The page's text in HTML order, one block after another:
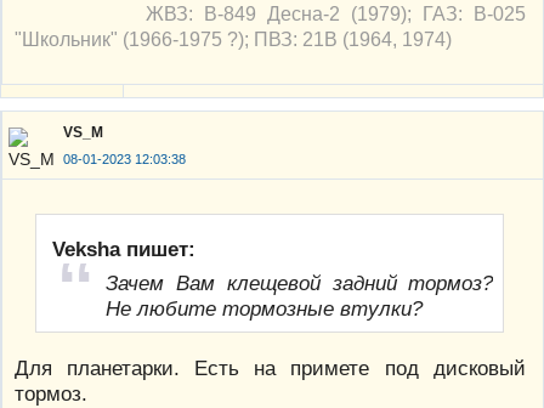
ЖВЗ: В-849 Десна-2 (1979); ГАЗ: В-025
"Школьник" (1966-1975 ?); ПВЗ: 21В (1964, 1974)
VS_M
08-01-2023 12:03:38
Veksha пишет:
Зачем Вам клещевой задний тормоз?
Не любите тормозные втулки?
Для планетарки. Есть на примете под дисковый
тормоз.